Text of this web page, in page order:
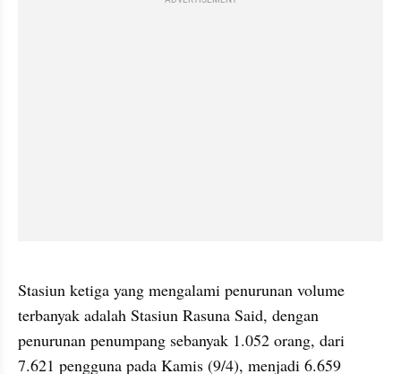
Stasiun ketiga yang mengalami penurunan volume
terbanyak adalah Stasiun Rasuna Said, dengan
penurunan penumpang sebanyak 1.052 orang, dari
7.621 pengguna pada Kamis (9/4), menjadi 6.659